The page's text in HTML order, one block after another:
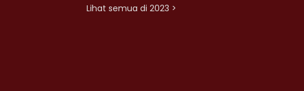
Lihat semua di 2023 >